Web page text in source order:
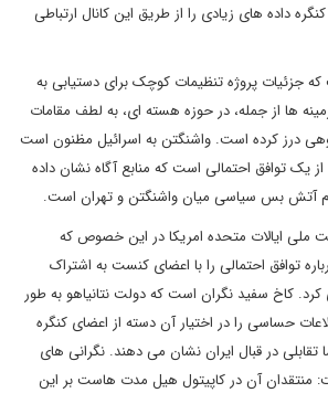
داده های زیادی را از طریق این کانال ارتباطی
جزئیات پروژه تنظیمات کوچک برای دستیابی به
ها از جمله، در حوزه هسته ای، به لطف مقامات
درز کرده است. واشنگتن به اسرائیل مظنون است
یک توافق احتمالی است که منابع آگاه نشان داده
آتش بس سیاسی میان واشنگتن و تهران است.
ملی ایالات متحده امریکا در این خصوص که
توافق احتمالی را با اعضای کنست به اشتراک
کرد. کاخ سفید نگران است که دولت نتانیاهو به طور
حساسی را در اختیار آن دسته از اعضای کنگره
تقابلی در قبال ایران نشان می دهند. نگرانی های
منتقدان آن در کاپیتول هیل مدت هاست بر این